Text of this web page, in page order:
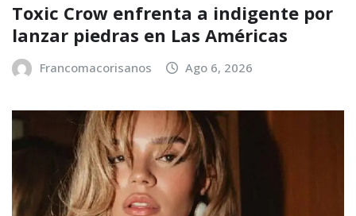
Toxic Crow enfrenta a indigente por
lanzar piedras en Las Américas
Francomacorisanos Ago 6, 2026